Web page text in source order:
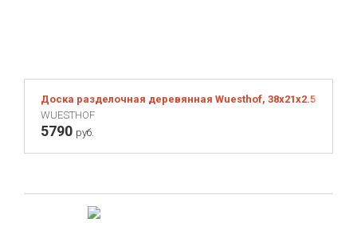
Доска разделочная деревянная Wuesthof, 38х21х2.5 см
WUESTHOF
5790 руб.